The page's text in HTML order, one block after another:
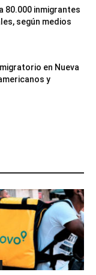
80.000 inmigrantes
según medios
en Nueva
y